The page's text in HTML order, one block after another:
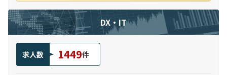
DX・IT
求人数 1449件